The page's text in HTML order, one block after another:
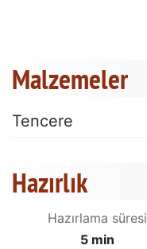
Malzemeler
Tencere
Hazırlık
Hazırlama süresi
5 min